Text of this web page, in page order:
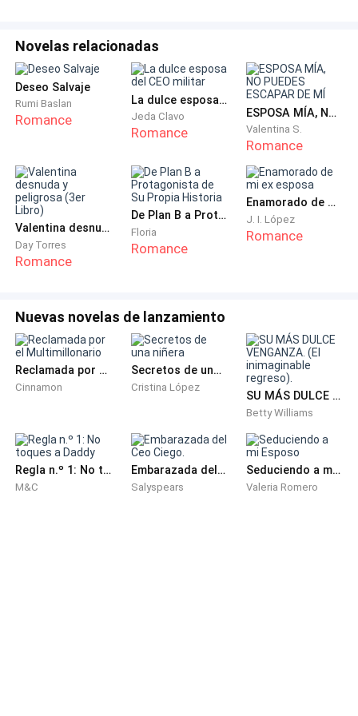
Camill! Camill! ignoré todo y a todos necesitaba salir
de ahí, urgentemente
Mi primo Darío llegaba en su audi lo hice bajar, el auto
todavía estaba encendido, me subí ante su mirada de
sorpresa, aceleré perdiendome entre los coches, el
temblor de mis manos y las abundantes lágrimas
apenas me permitían continuar, no me di cuenta qué
iba a alta velocidad no pude frenar en un semáforo
que de pronto se puso en rojo, me impacte contra
otro vehículo! el fuerte golpe me hizo perder el
boda me cambiaría la vida
Novelas relacionadas
Deseo Salvaje
Rumi Baslan
Romance
La dulce esposa del CEO militar
Jeda Clavo
Romance
ESPOSA MÍA, NO PUEDES ESCAPAR DE MÍ
Valentina S.
Romance
Valentina desnuda y peligrosa (3er Libro)
Day Torres
Romance
De Plan B a Protagonista de Su Propia Historia
Floria
Romance
Enamorado de mi ex esposa
J. I. López
Romance
Nuevas novelas de lanzamiento
Reclamada por el Multimillonario
Cinnamon
Secretos de una niñera
Cristina López
SU MÁS DULCE VENGANZA. (El inimaginable regreso).
Betty Williams
Regla n.º 1: No toques a Daddy
M&C
Embarazada del Ceo Ciego.
Salyspears
Seduciendo a mi Esposo
Valeria Romero